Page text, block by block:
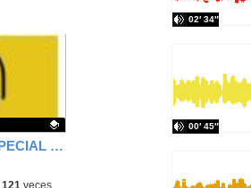
CAMPANEANDO ESPECIAL NAVIDAD
121 veces
02′ 34″
00′ 45″